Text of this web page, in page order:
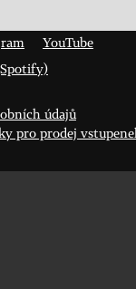
YouTube
údajů
pro prodej